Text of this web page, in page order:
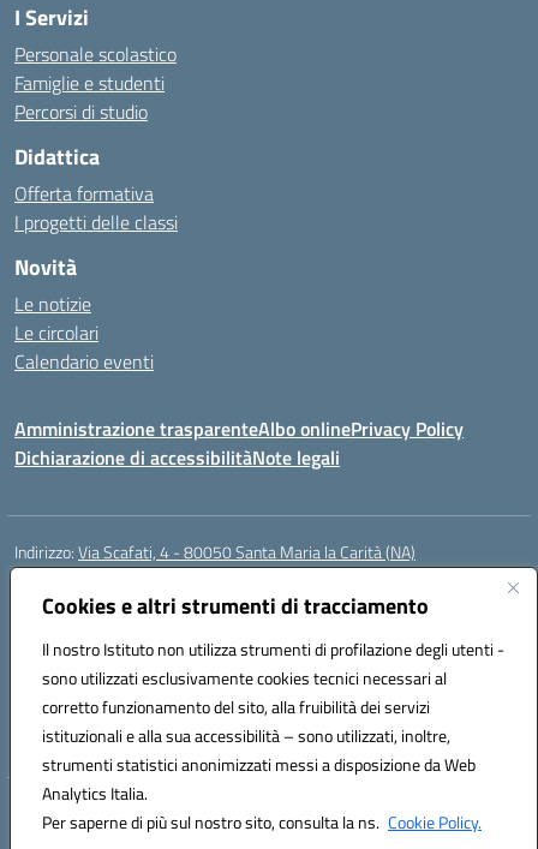
Cookies e altri strumenti di tracciamento
Il nostro Istituto non utilizza strumenti di profilazione degli utenti -
sono utilizzati esclusivamente cookies tecnici necessari al
corretto funzionamento del sito, alla fruibilità dei servizi
istituzionali e alla sua accessibilità – sono utilizzati, inoltre,
strumenti statistici anonimizzati messi a disposizione da Web
Analytics Italia.
Per saperne di più sul nostro sito, consulta la ns. Cookie Policy.
I Servizi
Personale scolastico
Famiglie e studenti
Percorsi di studio
Didattica
Offerta formativa
I progetti delle classi
Novità
Le notizie
Le circolari
Calendario eventi
Amministrazione trasparenteAlbo onlinePrivacy Policy
Dichiarazione di accessibilitàNote legali
Indirizzo:Via Scafati, 4 - 80050 Santa Maria la Carità (NA)
Centralino:
Posta elettronica certificata (PEC):NAEE21900T@pec.istruzione.it
Codice fiscale: 90016250632
Codice meccanografico:NAEE21900T
Codice Indice delle Pubbliche Amministrazioni (IPA): istsc_naee21900t
Codice unico di fatturazione (CUF): UFZ0X6
Hosting & Powered by 3D Solution S.r.l.
Concept & Design by Designers Italia